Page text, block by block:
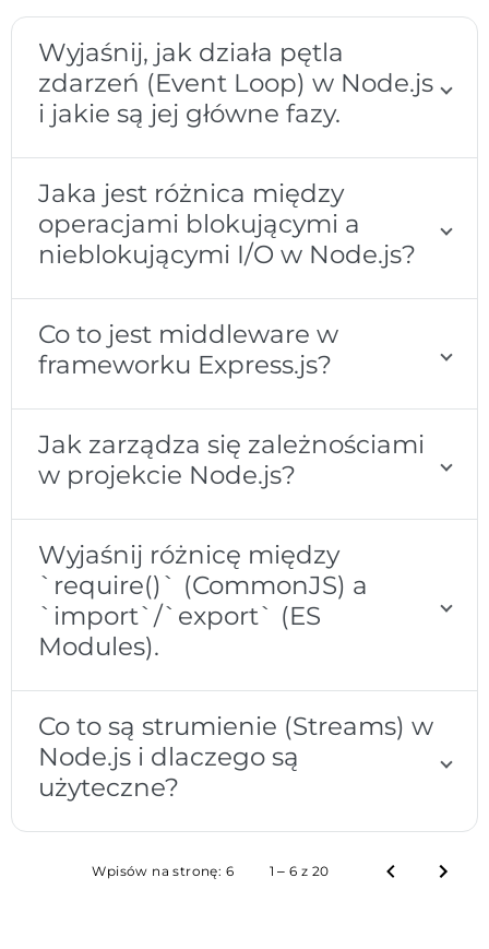
Wyjaśnij, jak działa pętla
zdarzeń (Event Loop) w Node.js
i jakie są jej główne fazy.
Jaka jest różnica między
operacjami blokującymi a
nieblokującymi I/O w Node.js?
Co to jest middleware w
frameworku Express.js?
Jak zarządza się zależnościami
w projekcie Node.js?
Wyjaśnij różnicę między
`require()` (CommonJS) a
`import`/`export` (ES
Modules).
Co to są strumienie (Streams) w
Node.js i dlaczego są
użyteczne?
Wpisów na stronę: 6 1 – 6 z 20